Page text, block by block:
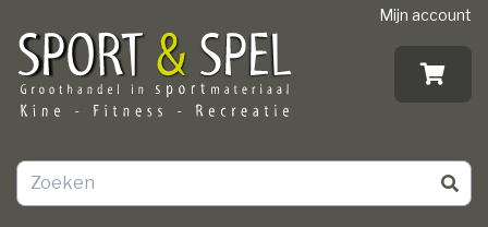
Mijn account